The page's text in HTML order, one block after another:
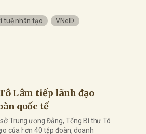
tuệ nhân tạo
VNeID
Lâm tiếp lãnh đạo
quốc tế
Trung ương Đảng, Tổng Bí thư Tô
của hơn 40 tập đoàn, doanh